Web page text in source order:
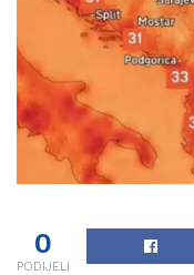
0
PODIJELI